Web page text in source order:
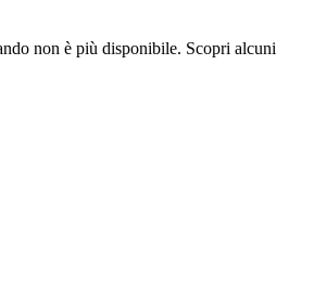
non è più disponibile. Scopri alcuni